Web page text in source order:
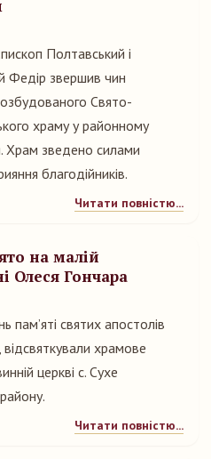
Полтавський і
Федір звершив чин
Свято-
храму у районному
Храм зведено силами
благодійників.
Читати повністю...
на малій
Олеся Гончара
пам’яті святих апостолів
храмове
церкві с. Сухе
Читати повністю...